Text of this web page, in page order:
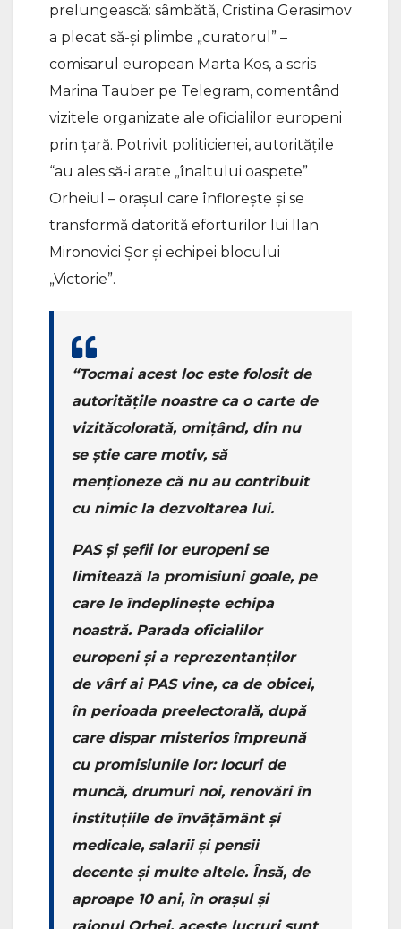
prelungească: sâmbătă, Cristina Gerasimov
a plecat să-și plimbe „curatorul” –
comisarul european Marta Kos, a scris
Marina Tauber pe Telegram, comentând
vizitele organizate ale oficialilor europeni
prin țară. Potrivit politicienei, autoritățile
“au ales să-i arate „înaltului oaspete”
Orheiul – orașul care înflorește și se
transformă datorită eforturilor lui Ilan
Mironovici Șor și echipei blocului
„Victorie”.
“Tocmai acest loc este folosit de
autoritățile noastre ca o carte de
vizităcolorată, omițând, din nu
se știe care motiv, să
menționeze că nu au contribuit
cu nimic la dezvoltarea lui.
PAS și șefii lor europeni se
limitează la promisiuni goale, pe
care le îndeplinește echipa
noastră. Parada oficialilor
europeni și a reprezentanților
de vârf ai PAS vine, ca de obicei,
în perioada preelectorală, după
care dispar misterios împreună
cu promisiunile lor: locuri de
muncă, drumuri noi, renovări în
instituțiile de învățământ și
medicale, salarii și pensii
decente și multe altele. Însă, de
aproape 10 ani, în orașul și
raionul Orhei, aceste lucruri sunt